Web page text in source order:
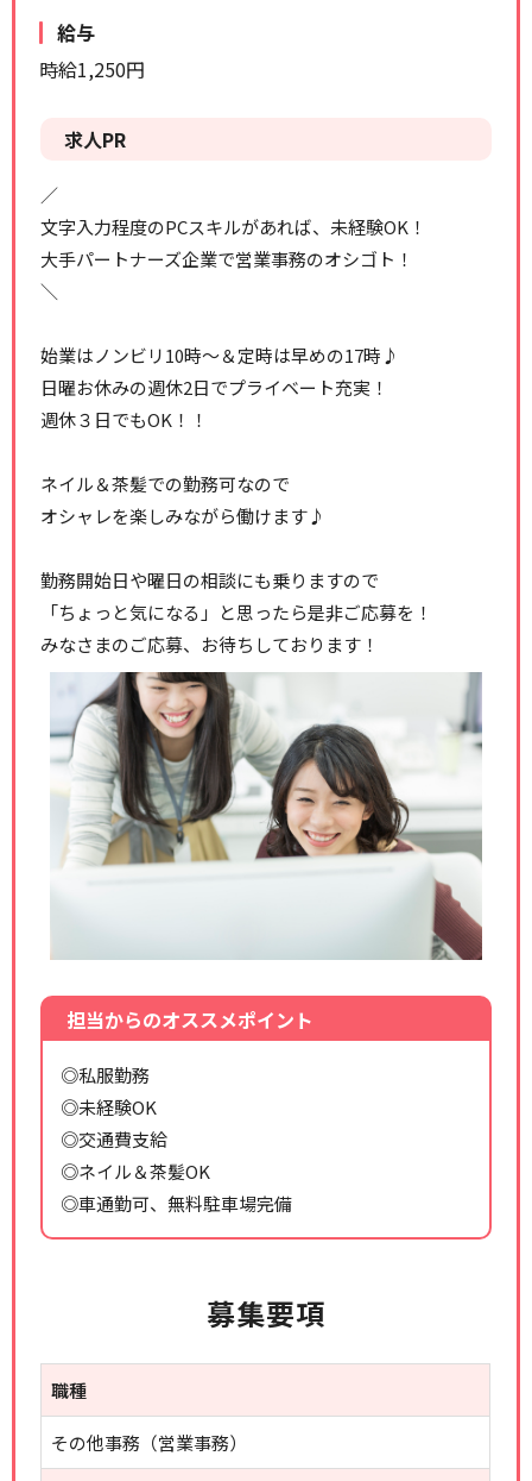
給与
時給1,250円
求人PR
／
文字入力程度のPCスキルがあれば、未経験OK！
大手パートナーズ企業で営業事務のオシゴト！
＼
始業はノンビリ10時～＆定時は早めの17時♪
日曜お休みの週休2日でプライベート充実！
週休３日でもOK！！
ネイル＆茶髪での勤務可なので
オシャレを楽しみながら働けます♪
勤務開始日や曜日の相談にも乗りますので
「ちょっと気になる」と思ったら是非ご応募を！
みなさまのご応募、お待ちしております！
担当からのオススメポイント
◎私服勤務
◎未経験OK
◎交通費支給
◎ネイル＆茶髪OK
◎車通勤可、無料駐車場完備
募集要項
職種
その他事務（営業事務）